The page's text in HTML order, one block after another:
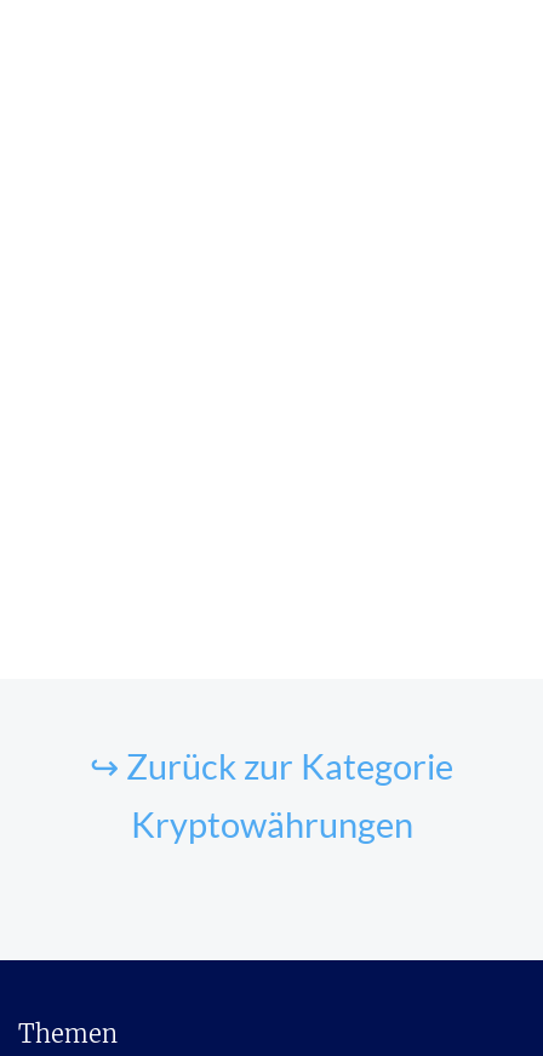
↪ Zurück zur Kategorie
Kryptowährungen
Themen